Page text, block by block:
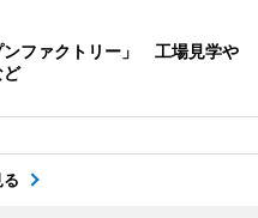
ンファクトリー」 工場見学や
ど
る